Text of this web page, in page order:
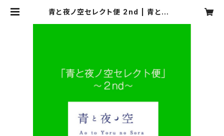
青と夜ノ空セレクト便 2nd | 青と夜ノ